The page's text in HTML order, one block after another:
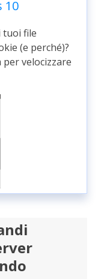
10
tuoi file
(e perché)?
velocizzare